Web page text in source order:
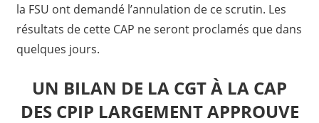
la FSU ont demandé l’annulation de ce scrutin. Les
résultats de cette CAP ne seront proclamés que dans
quelques jours.
UN BILAN DE LA CGT À LA CAP
DES CPIP LARGEMENT APPROUVE